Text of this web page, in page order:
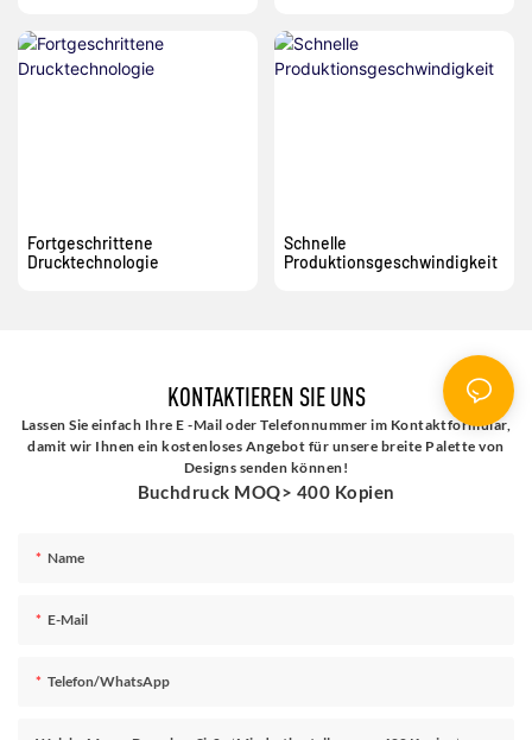
Fortgeschrittene
Drucktechnologie
Schnelle
Produktionsgeschwindigkeit
KONTAKTIEREN SIE UNS
Lassen Sie einfach Ihre E -Mail oder Telefonnummer im Kontaktformular,
damit wir Ihnen ein kostenloses Angebot für unsere breite Palette von
Designs senden können!
Buchdruck MOQ> 400 Kopien
Name
E-Mail
Telefon/WhatsApp